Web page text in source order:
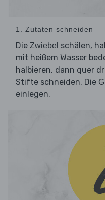
1. Zutaten schneiden
Die Zwiebel schälen,
mit heißem Wasser
halbieren, dann quer
Stifte schneiden. Die
einlegen.